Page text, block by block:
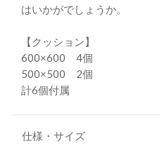
はいかがでしょうか。
【クッション】
600×600 4個
500×500 2個
計6個付属
仕様・サイズ